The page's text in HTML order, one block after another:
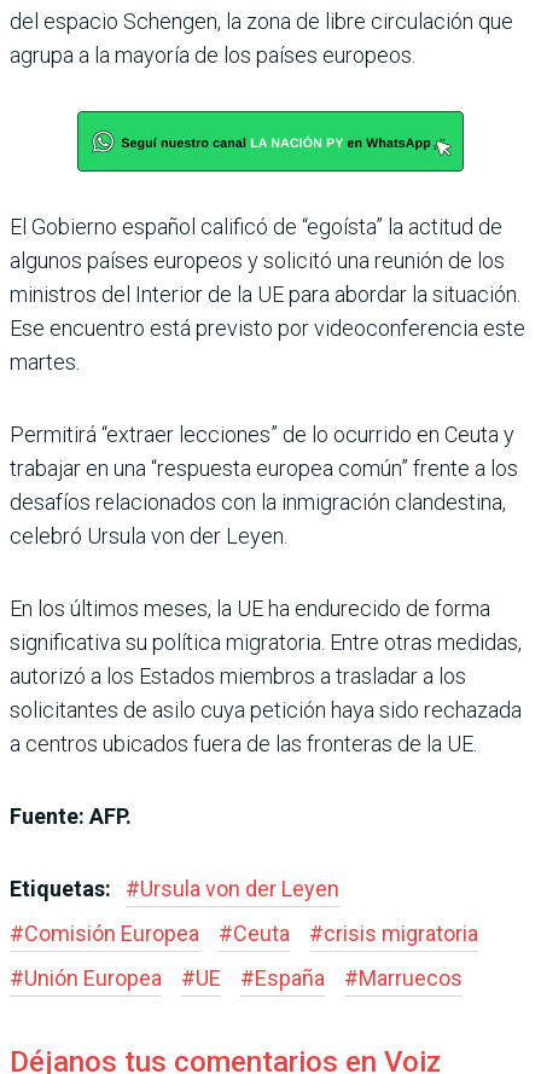
del espacio Schengen, la zona de libre circulación que
agrupa a la mayoría de los países europeos.
El Gobierno español calificó de “egoísta” la actitud de
algunos países europeos y solicitó una reunión de los
ministros del Interior de la UE para abordar la situación.
Ese encuentro está previsto por videoconferencia este
martes.
Permitirá “extraer lecciones” de lo ocurrido en Ceuta y
trabajar en una “respuesta europea común” frente a los
desafíos relacionados con la inmigración clandestina,
celebró Ursula von der Leyen.
En los últimos meses, la UE ha endurecido de forma
significativa su política migratoria. Entre otras medidas,
autorizó a los Estados miembros a trasladar a los
solicitantes de asilo cuya petición haya sido rechazada
a centros ubicados fuera de las fronteras de la UE.
Fuente: AFP.
Etiquetas: #Ursula von der Leyen
#Comisión Europea #Ceuta #crisis migratoria
#Unión Europea #UE #España #Marruecos
Déjanos tus comentarios en Voiz